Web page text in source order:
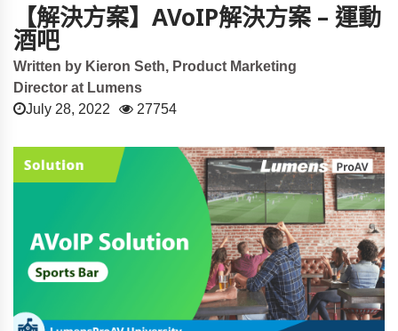
【解決方案】AVoIP解決方案 – 運動
酒吧
Written by Kieron Seth, Product Marketing
Director at Lumens
July 28, 2022
27754